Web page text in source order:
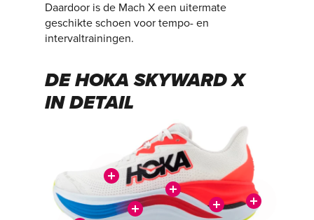
Daardoor is de Mach X een uitermate
geschikte schoen voor tempo- en
intervaltrainingen.
DE HOKA SKYWARD X
IN DETAIL